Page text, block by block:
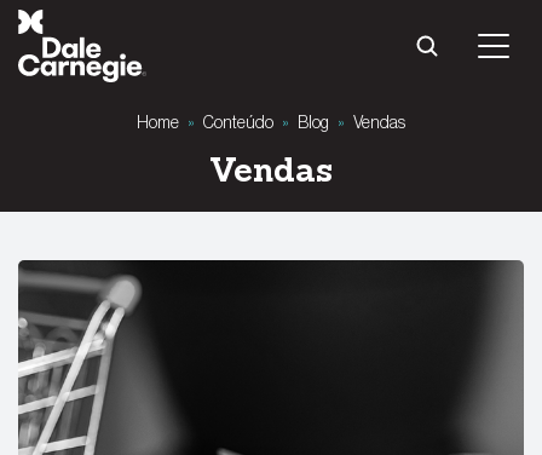
Pular
Home » Conteúdo » Blog » Vendas
Vendas